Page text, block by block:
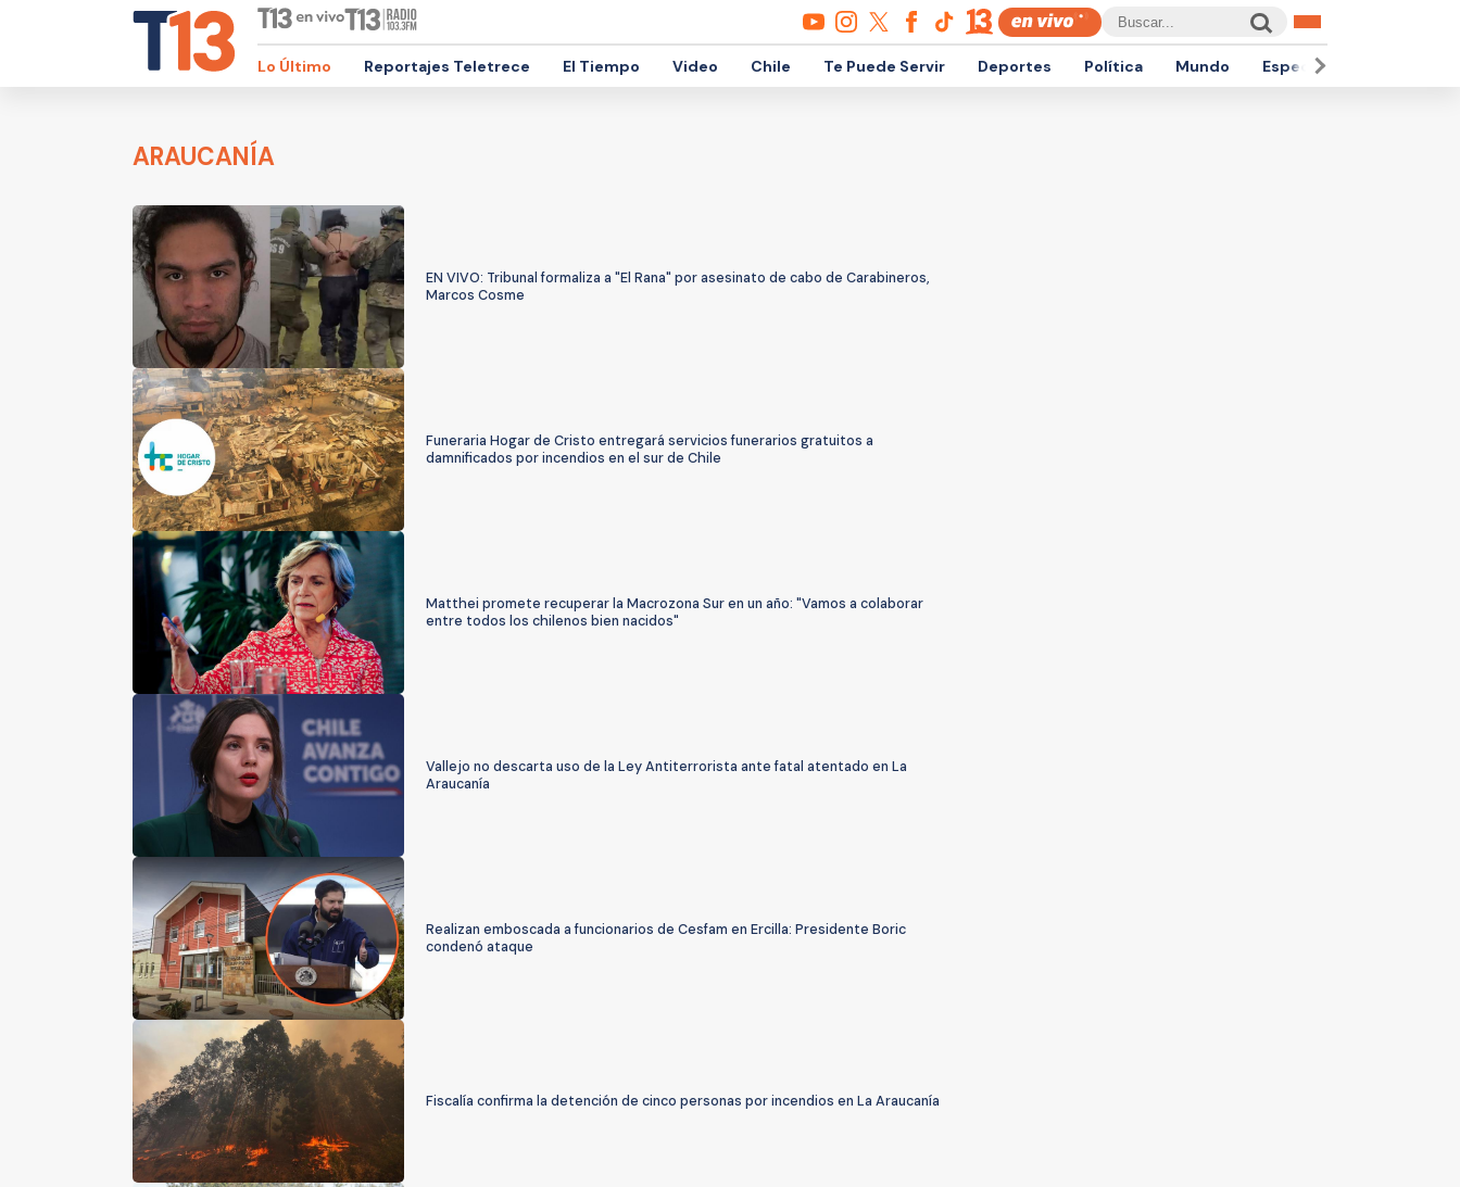
Lo Último Reportajes Teletrece El Tiempo Video Chile Te Puede Servir Deportes Política Mundo Espectáculos
ARAUCANÍA
EN VIVO: Tribunal formaliza a "El Rana" por asesinato de cabo de Carabineros,
Marcos Cosme
Funeraria Hogar de Cristo entregará servicios funerarios gratuitos a
damnificados por incendios en el sur de Chile
Matthei promete recuperar la Macrozona Sur en un año: "Vamos a colaborar
entre todos los chilenos bien nacidos"
Vallejo no descarta uso de la Ley Antiterrorista ante fatal atentado en La
Araucanía
Realizan emboscada a funcionarios de Cesfam en Ercilla: Presidente Boric
condenó ataque
Fiscalía confirma la detención de cinco personas por incendios en La Araucanía